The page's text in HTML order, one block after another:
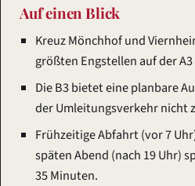
Auf einen Blick
Kreuz Mönchhof und
größten Engstellen auf der
Die B3 bietet eine planbare
der Umleitungsverkehr nicht
Frühzeitige Abfahrt (vor 7
späten Abend (nach 19 Uhr)
35 Minuten.